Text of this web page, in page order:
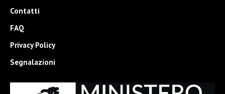
Contatti
FAQ
Privacy Policy
Segnalazioni